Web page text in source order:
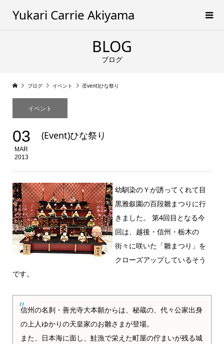
Yukari Carrie Akiyama
BLOG
ブログ
ブログ イベント (Event)ひな祭り
イベント
03
MAR
2013
(Event)ひな祭り
幼馴染のＹが誘ってくれて目
黒雅叙園の百段雛まつりに行
きました。 第4回目となる今
回は、越後・信州・栃木の
街々に咲いた「雛まつり」を
クローズアップしているそう
です。
信州の名刹・善光寺大本願からは、秘蔵の、代々公家出身
の上人ゆかりの天皇家のお雛さまが登場。
また、日本海に面し、鮭漁で栄えた町屋の佇まいが残る城